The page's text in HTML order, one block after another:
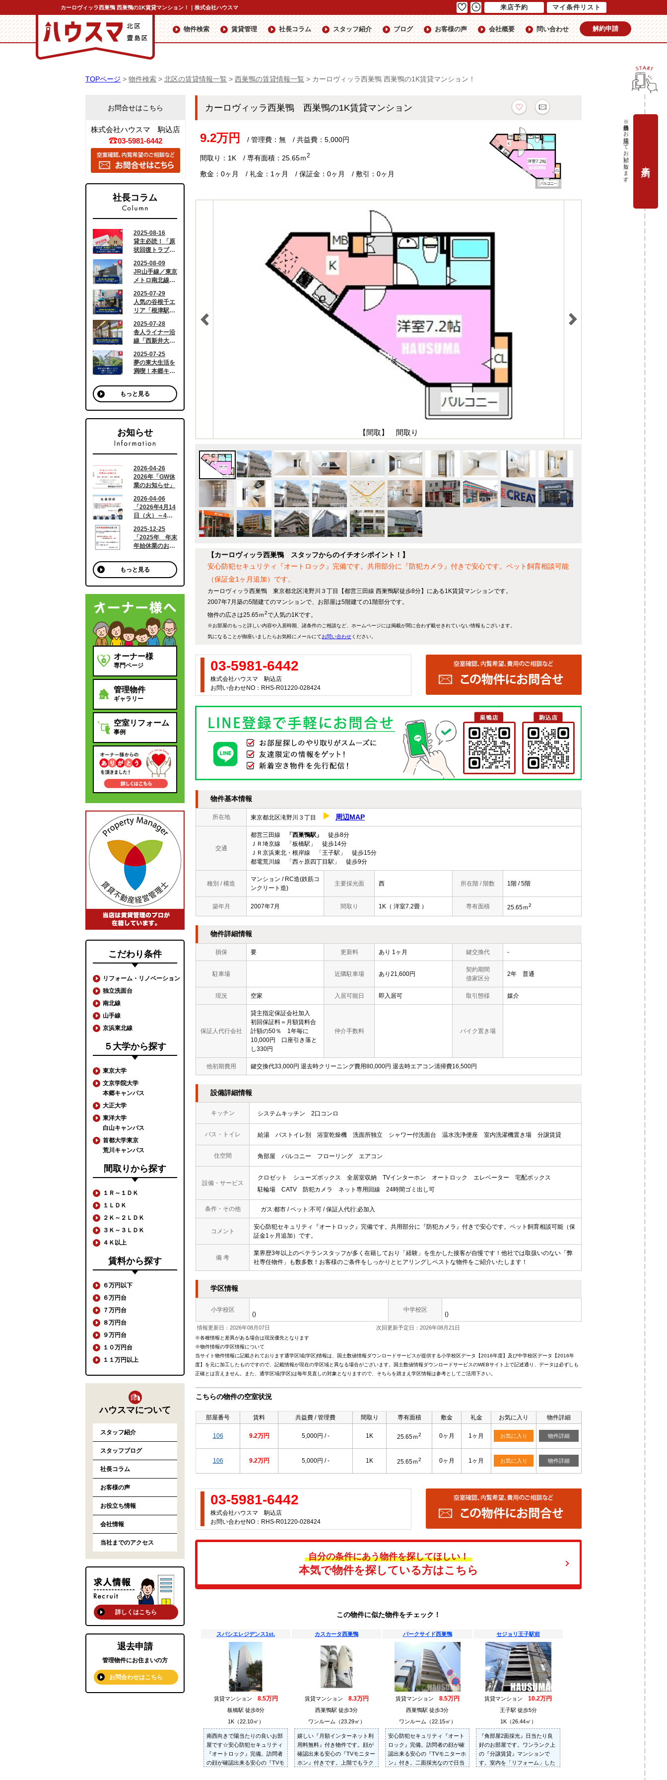
カーロヴィッラ西巣鴨 西巣鴨の1K賃貸マンション！｜株式会社ハウスマ
物件検索 賃貸管理 社長コラム スタッフ紹介 ブログ お客様の声 会社概要 問い合わせ 解約申請
TOPページ > 物件検索 > 北区の賃貸情報一覧 > 西巣鴨の賃貸情報一覧 > カーロヴィッラ西巣鴨 西巣鴨の1K賃貸マンション！
カーロヴィッラ西巣鴨 西巣鴨の1K賃貸マンション
9.2万円 / 管理費：無 / 共益費：5,000円
間取り：1K / 専有面積：25.65ｍ2
敷金：0ヶ月 / 礼金：1ヶ月 / 保証金：0ヶ月 / 敷引：0ヶ月
【間取】 間取り
【カーロヴィッラ西巣鴨 スタッフからのイチオシポイント！】
安心防犯セキュリティ『オートロック』完備です。共用部分に『防犯カメラ』付きで安心です。ペット飼育相談可能
（保証金1ヶ月追加）です。
カーロヴィッラ西巣鴨 東京都北区滝野川３丁目【都営三田線 西巣鴨駅徒歩8分】にある1K賃貸マンションです。
2007年7月築の5階建てのマンションで、お部屋は5階建ての1階部分です。
物件の広さは25.65ｍ2で人気の1Kです。
※お部屋のもっと詳しい内容や入居時期、諸条件のご相談など、ホームページには掲載が間に合わず載せきれていない情報もございます。
気になることが御座いましたらお気軽にメールにてお問い合わせください。
03-5981-6442
株式会社ハウスマ 駒込店
お問い合わせNO：RHS-R01220-028424
物件基本情報
所在地 東京都北区滝野川３丁目 周辺MAP
交通
都営三田線 「西巣鴨駅」
徒歩8分
ＪＲ埼京線 「板橋駅」 徒歩14分
ＪＲ京浜東北・根岸線 「王子駅」 徒歩15分
都電荒川線 「西ヶ原四丁目駅」 徒歩9分
種別 / 構造
マンション / RC造(鉄筋コ
ンクリート造)
主要採光面 西 所在階 / 階数 1階 / 5階
築年月 2007年7月 間取り 1K（ 洋室7.2畳 ） 専有面積 25.65ｍ2
物件詳細情報
損保 要 更新料 あり 1ヶ月 鍵交換代 -
駐車場 近隣駐車場 あり21,600円
契約期間
借家区分
2年 普通
現況 空家 入居可能日 即入居可 取引態様 媒介
保証人代行会社
貸主指定保証会社加入
初回保証料＝月額賃料合
計額の50％ 1年毎に
10,000円 口座引き落と
し330円
仲介手数料 バイク置き場
他初期費用 鍵交換代33,000円 退去時クリーニング費用80,000円 退去時エアコン清掃費16,500円
設備詳細情報
キッチン システムキッチン 2口コンロ
バス・トイレ 給湯 バストイレ別 浴室乾燥機 洗面所独立 シャワー付洗面台 温水洗浄便座 室内洗濯機置き場 分譲賃貸
住空間 角部屋 バルコニー フローリング エアコン
設備・サービス
クロゼット シューズボックス 全居室収納 TVインターホン オートロック エレベーター
宅配ボックス
駐輪場
CATV 防犯カメラ ネット専用回線 24時間ゴミ出し可
条件・その他 ガス:都市 / ペット:不可 / 保証人代行:必加入
コメント
安心防犯セキュリティ『オートロック』完備です。共用部分に『防犯カメラ』付きで安心です。ペット飼育相談可能（保
証金1ヶ月追加）です。
備 考
業界歴3年以上のベテランスタッフが多く在籍しており「経験」を生かした接客が自慢です！他社では取扱いのない「弊
社専任物件」も数多数！お客様のご条件をしっかりとヒアリングしベストな物件をご紹介いたします！
学区情報
小学校区
()
中学校区
()
情報更新日：2026年08月07日 次回更新予定日：2026年08月21日
※各種情報と差異がある場合は現況優先となります
※物件情報の学区情報について
当サイト物件情報に記載されております通学区域(学区)情報は、国土数値情報ダウンロードサービスが提供する小学校区データ【2016年度】及び中学校区データ【2016年
度】を元に加工したものですので、記載情報が現在の学区域と異なる場合がございます。国土数値情報ダウンロードサービスのWEBサイト上で記述通り、データは必ずしも
正確とは言えません。また、通学区域(学区)は毎年見直しの対象となりますので、そちらを踏まえ学区情報は参考としてご活用下さい。
こちらの物件の空室状況
部屋番号 賃料 共益費 / 管理費 間取り 専有面積 敷金 礼金 お気に入り 物件詳細
106 9.2万円 5,000円 / - 1K 25.65ｍ2 0ヶ月 1ヶ月 お気に入り 物件詳細
106 9.2万円 5,000円 / - 1K 25.65ｍ2 0ヶ月 1ヶ月 お気に入り 物件詳細
03-5981-6442
株式会社ハウスマ 駒込店
お問い合わせNO：RHS-R01220-028424
自分の条件にあう物件を探してほしい！
本気で物件を探している方はこちら
この物件に似た物件をチェック！
スパシエレジデンス1st.
賃貸マンション 8.5万円
板橋駅 徒歩8分
1K（22.10㎡）
南西向きで陽当たりの良いお部
屋です☆安心防犯セキュリティ
『オートロック』完備。訪問者
の顔が確認出来る安心の『TVモ
カスカータ西巣鴨
賃貸マンション 8.3万円
西巣鴨駅 徒歩3分
ワンルーム（23.29㎡）
嬉しい『月額インターネット利
用料無料』付き物件です。顔が
確認出来る安心の『TVモニター
ホン』付きです。上階でもラク
パークサイド西巣鴨
賃貸マンション 8.5万円
西巣鴨駅 徒歩3分
ワンルーム（22.15㎡）
安心防犯セキュリティ『オート
ロック』完備。訪問者の顔が確
認出来る安心の『TVモニターホ
ン』付き。二面採光なので日当
セジョリ王子駅前
賃貸マンション 10.2万円
王子駅 徒歩5分
1K（26.44㎡）
『角部屋2面採光』日当たり良
好のお部屋です。ワンランク上
の『分譲賃貸』マンションで
す。室内を「リフォーム」した
お問合せはこちら
株式会社ハウスマ 駒込店
03-5981-6442
社長コラム
もっと見る
お知らせ
もっと見る
オーナー様
専門ページ
管理物件
ギャラリー
空室リフォーム
事例
こだわり条件
リフォーム・リノベーション
独立洗面台
南北線
山手線
京浜東北線
５大学から探す
東京大学
文京学院大学
本郷キャンパス
大正大学
東洋大学
白山キャンパス
首都大学東京
荒川キャンパス
間取りから探す
１Ｒ～１ＤＫ
１ＬＤＫ
２Ｋ～２ＬＤＫ
３Ｋ～３ＬＤＫ
４Ｋ以上
賃料から探す
６万円以下
６万円台
７万円台
８万円台
９万円台
１０万円台
１１万円以上
ハウスマについて
スタッフ紹介
スタッフブログ
社長コラム
お客様の声
お役立ち情報
会社情報
当社までのアクセス
詳しくはこちら
退去申請
管理物件にお住まいの方
お問合わせはこちら
来店予約 マイ条件リスト
※当日予約はお電話にてお願い致します。